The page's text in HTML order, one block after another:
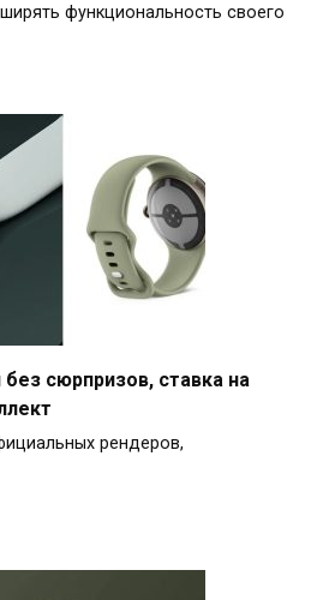
функциональность своего
сюрпризов, ставка на
рендеров,